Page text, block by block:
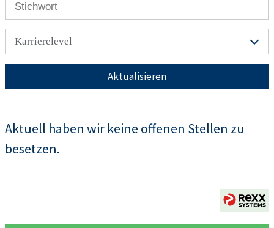
Karrierelevel
Aktualisieren
Aktuell haben wir keine offenen Stellen zu
besetzen.